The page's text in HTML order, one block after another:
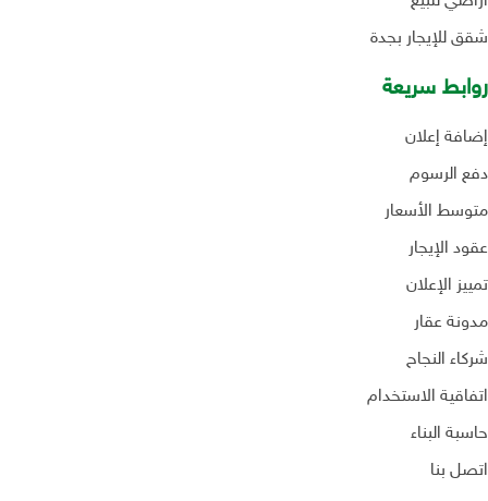
شقق للإيجار بجدة
روابط سريعة
إضافة إعلان
دفع الرسوم
متوسط الأسعار
عقود الإيجار
تمييز الإعلان
مدونة عقار
شركاء النجاح
اتفاقية الاستخدام
حاسبة البناء
اتصل بنا